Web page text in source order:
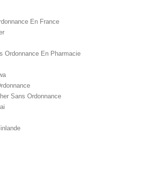
En France
Ordonnance En Pharmacie
Sans Ordonnance